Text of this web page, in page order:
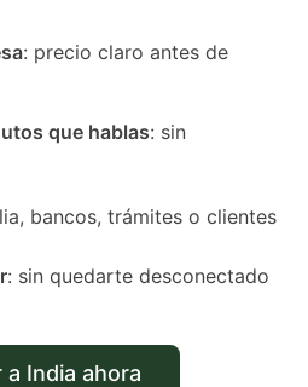
: precio claro antes de
que hablas: sin
bancos, trámites o clientes
: sin quedarte desconectado
a India ahora